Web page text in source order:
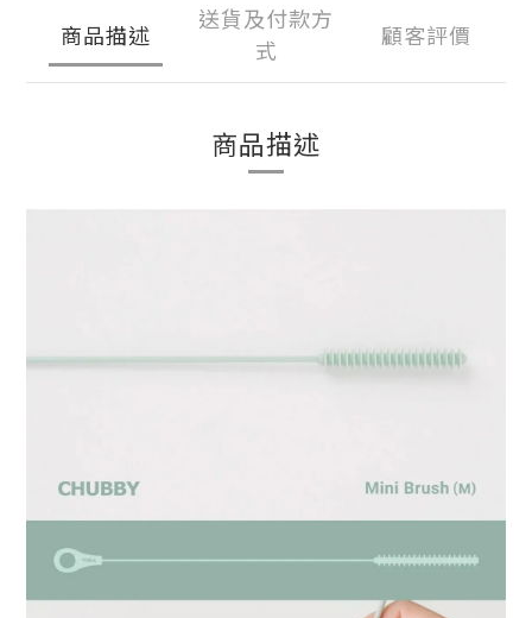
商品描述
送貨及付款方
式
顧客評價
商品描述